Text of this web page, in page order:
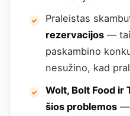
Praleistas
rezervacijos — tai
paskambino
nesužino, kad
Wolt, Bolt Food ir
šios problemos —